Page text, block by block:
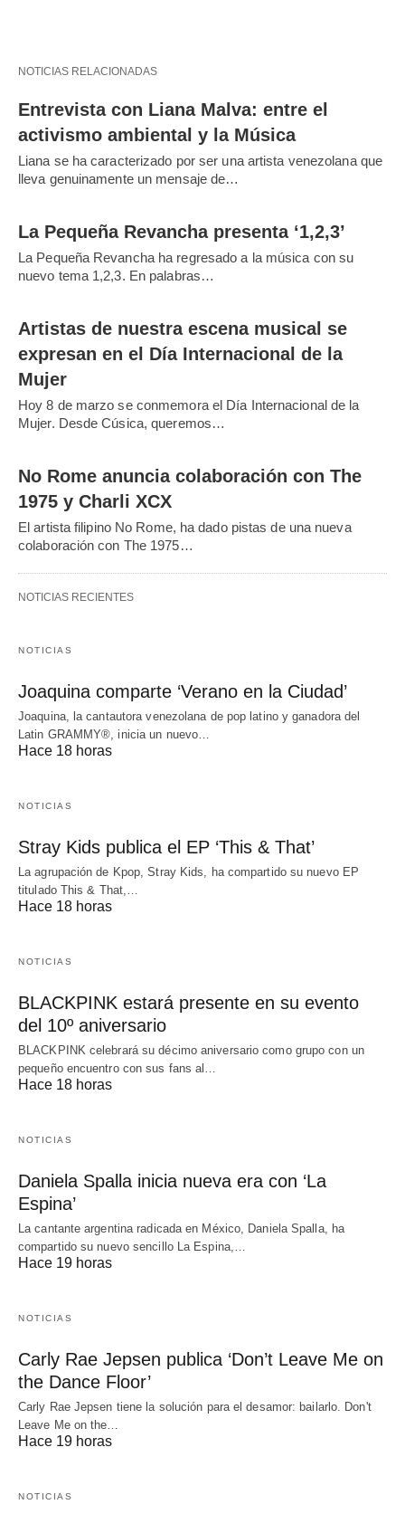
NOTICIAS RELACIONADAS
Entrevista con Liana Malva: entre el
activismo ambiental y la Música
Liana se ha caracterizado por ser una artista venezolana que
lleva genuinamente un mensaje de…
La Pequeña Revancha presenta ‘1,2,3’
La Pequeña Revancha ha regresado a la música con su
nuevo tema 1,2,3. En palabras…
Artistas de nuestra escena musical se
expresan en el Día Internacional de la
Mujer
Hoy 8 de marzo se conmemora el Día Internacional de la
Mujer. Desde Cúsica, queremos…
No Rome anuncia colaboración con The
1975 y Charli XCX
El artista filipino No Rome, ha dado pistas de una nueva
colaboración con The 1975…
NOTICIAS RECIENTES
NOTICIAS
Joaquina comparte ‘Verano en la Ciudad’
Joaquina, la cantautora venezolana de pop latino y ganadora del
Latin GRAMMY®, inicia un nuevo…
Hace 18 horas
NOTICIAS
Stray Kids publica el EP ‘This & That’
La agrupación de Kpop, Stray Kids, ha compartido su nuevo EP
titulado This & That,…
Hace 18 horas
NOTICIAS
BLACKPINK estará presente en su evento
del 10º aniversario
BLACKPINK celebrará su décimo aniversario como grupo con un
pequeño encuentro con sus fans al…
Hace 18 horas
NOTICIAS
Daniela Spalla inicia nueva era con ‘La
Espina’
La cantante argentina radicada en México, Daniela Spalla, ha
compartido su nuevo sencillo La Espina,…
Hace 19 horas
NOTICIAS
Carly Rae Jepsen publica ‘Don’t Leave Me on
the Dance Floor’
Carly Rae Jepsen tiene la solución para el desamor: bailarlo. Don't
Leave Me on the…
Hace 19 horas
NOTICIAS